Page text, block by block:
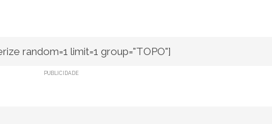
random=1 limit=1 group="TOPO"]
PUBLICIDADE